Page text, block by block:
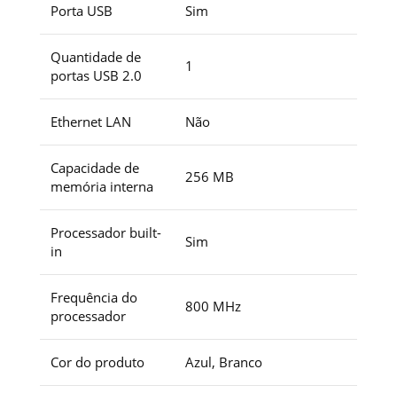
Porta USB Sim
Quantidade de
portas USB 2.0
1
Ethernet LAN Não
Capacidade de
memória interna
256 MB
Processador built-
in
Sim
Frequência do
processador
800 MHz
Cor do produto Azul, Branco